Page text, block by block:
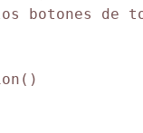
botones de